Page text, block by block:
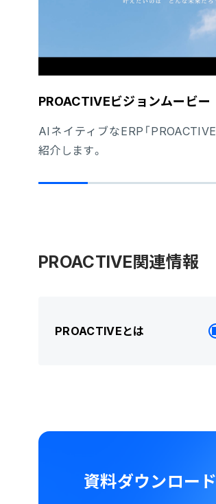
PROACTIVEビジョンムービー
AIネイティブなERP「
紹介します。
PROACTIVE関連情報
PROACTIVEとは
資料ダウンロード